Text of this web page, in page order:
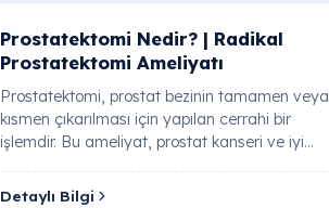
Prostatektomi Nedir? | Radikal
Prostatektomi Ameliyatı
Prostatektomi, prostat bezinin tamamen veya
kısmen çıkarılması için yapılan cerrahi bir
işlemdir. Bu ameliyat, prostat kanseri ve iyi
Detaylı Bilgi